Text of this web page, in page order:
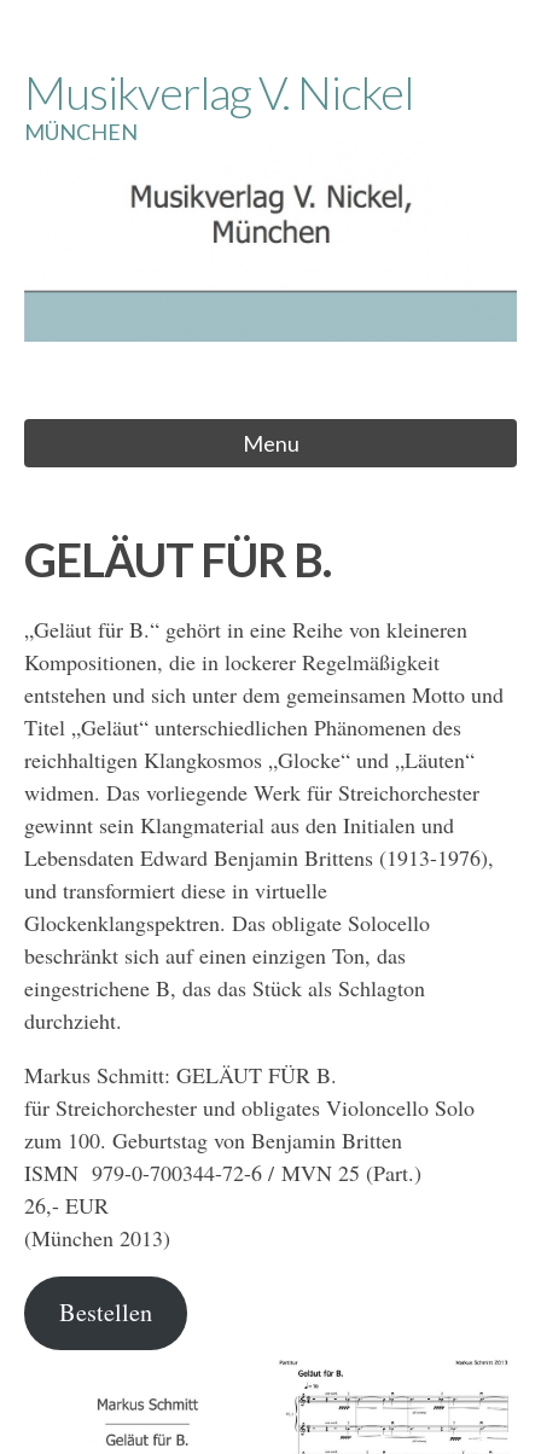
content
Musikverlag V. Nickel
MÜNCHEN
Menu
GELÄUT FÜR B.
„Geläut für B.“ gehört in eine Reihe von kleineren
Kompositionen, die in lockerer Regelmäßigkeit
entstehen und sich unter dem gemeinsamen Motto und
Titel „Geläut“ unterschiedlichen Phänomenen des
reichhaltigen Klangkosmos „Glocke“ und „Läuten“
widmen. Das vorliegende Werk für Streichorchester
gewinnt sein Klangmaterial aus den Initialen und
Lebensdaten Edward Benjamin Brittens (1913-1976),
und transformiert diese in virtuelle
Glockenklangspektren. Das obligate Solocello
beschränkt sich auf einen einzigen Ton, das
eingestrichene B, das das Stück als Schlagton
durchzieht.
Markus Schmitt: GELÄUT FÜR B.
für Streichorchester und obligates Violoncello Solo
zum 100. Geburtstag von Benjamin Britten
ISMN 979-0-700344-72-6 / MVN 25 (Part.)
26,- EUR
(München 2013)
Bestellen